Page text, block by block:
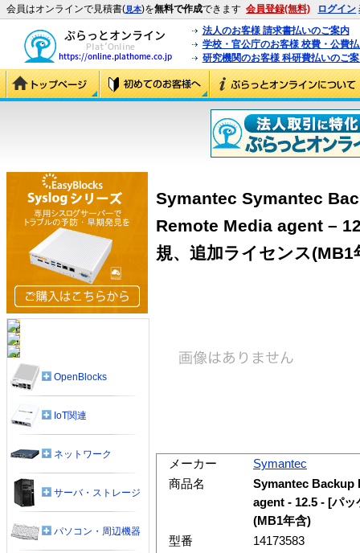
会員はオンラインで見積書(見本)を無料で作成できます 会員登録(無料) ログイン
法人のお客様 請求書払いのご案内
学校・官公庁のお客様 校費・公費
研究機関のお客様 科研費払いのご
Symantec Symantec
Remote Media agent –
規、追加ライセンス(MB1
メーカー
Symantec
商品名
Symantec Backup
agent - 12.5 - [パ
(MB1年含)
型番
14173583
OpenBlocks
IoT関連
ネットワーク
サーバ・ストレージ
パソコン・周辺機器